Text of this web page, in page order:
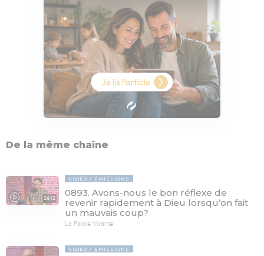
De la même chaîne
29:12
VIDÉO ÉMISSIONS
0893. Avons-nous le bon réflexe de
revenir rapidement à Dieu lorsqu’on fait
un mauvais coup?
La Parole Vivante
VIDÉO ÉMISSIONS